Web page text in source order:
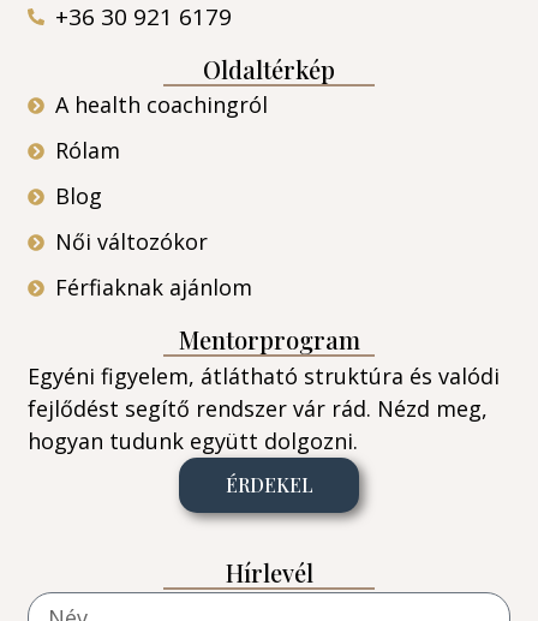
+36 30 921 6179
Oldaltérkép
A health coachingról
Rólam
Blog
Női változókor
Férfiaknak ajánlom
Mentorprogram
Egyéni figyelem, átlátható struktúra és valódi
fejlődést segítő rendszer vár rád. Nézd meg,
hogyan tudunk együtt dolgozni.
ÉRDEKEL
Hírlevél